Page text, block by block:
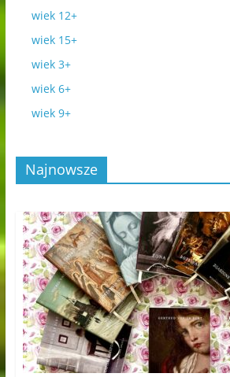
wiek 12+
wiek 15+
wiek 3+
wiek 6+
wiek 9+
Najnowsze